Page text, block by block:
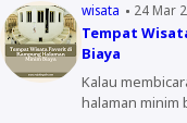
wisata 24 Mar
Tempat
Biaya
Kalau